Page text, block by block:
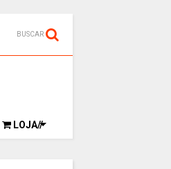
BUSCAR
LOJA//